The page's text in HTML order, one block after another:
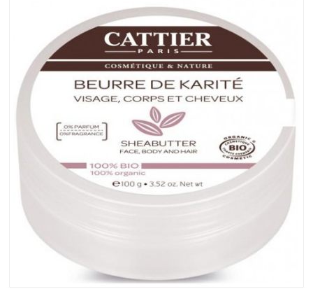
CUERPO
SOLAR
BEBÉS Y NIÑOS
HOMBRE
TEMAS